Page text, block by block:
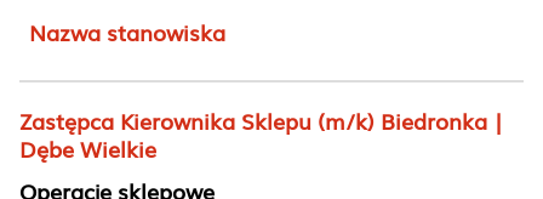
Nazwa stanowiska
Zastępca Kierownika Sklepu (m/k) Biedronka |
Dębe Wielkie
Operacje sklepowe